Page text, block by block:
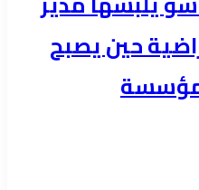
حين يصبح